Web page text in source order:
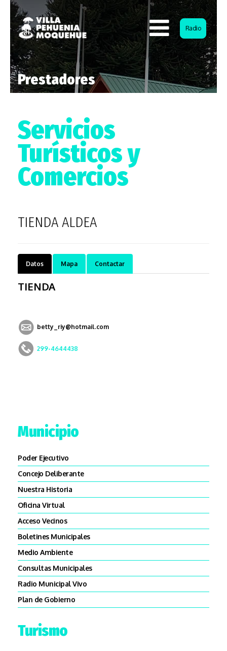
Radio
Prestadores
Servicios
Turísticos y
Comercios
TIENDA ALDEA
Datos Mapa Contactar
TIENDA
betty_riy@hotmail.com
299-4644438
Municipio
Poder Ejecutivo
Concejo Deliberante
Nuestra Historia
Oficina Virtual
Acceso Vecinos
Boletines Municipales
Medio Ambiente
Consultas Municipales
Radio Municipal Vivo
Plan de Gobierno
Turismo